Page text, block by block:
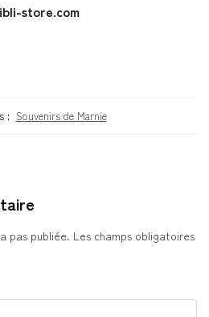
store.com
: Souvenirs de Marnie
pas publiée. Les champs obligatoires